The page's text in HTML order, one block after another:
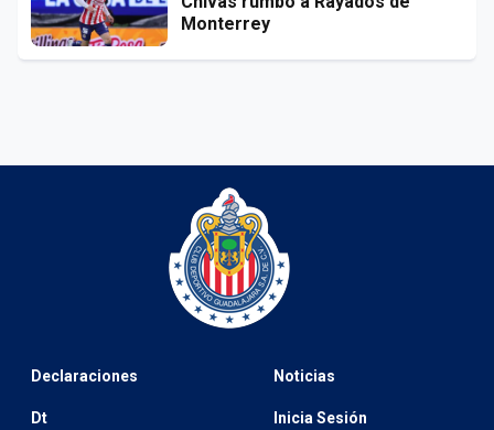
Monterrey
Declaraciones
Dt
Noticias
Inicia Sesión